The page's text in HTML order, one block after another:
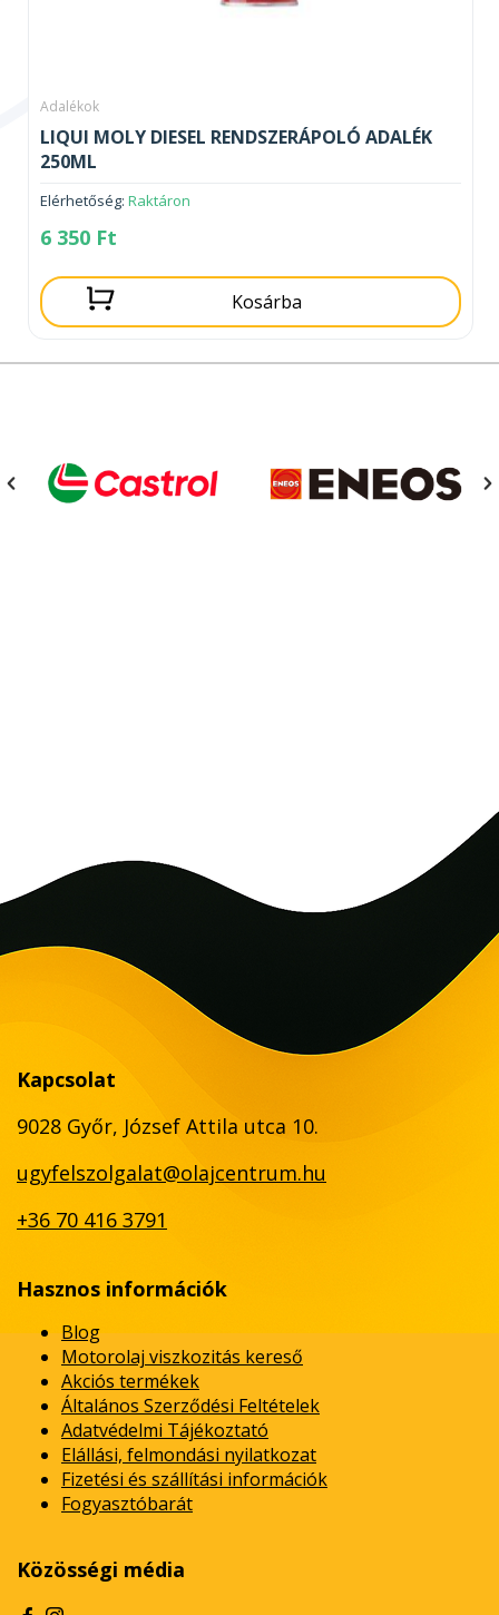
Adalékok
LIQUI MOLY DIESEL RENDSZERÁPOLÓ ADALÉK
250ML
Elérhetőség: Raktáron
6 350 Ft
Kosárba
Kapcsolat
9028 Győr, József Attila utca 10.
ugyfelszolgalat@olajcentrum.hu
+36 70 416 3791
Hasznos információk
Blog
Motorolaj viszkozitás kereső
Akciós termékek
Általános Szerződési Feltételek
Adatvédelmi Tájékoztató
Elállási, felmondási nyilatkozat
Fizetési és szállítási információk
Fogyasztóbarát
Közösségi média